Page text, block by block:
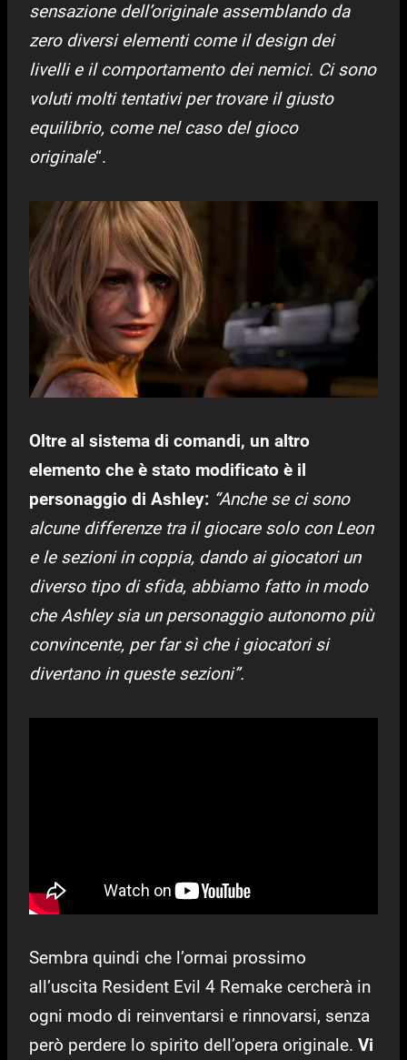
sensazione dell’originale assemblando da
zero diversi elementi come il design dei
livelli e il comportamento dei nemici. Ci sono
voluti molti tentativi per trovare il giusto
equilibrio, come nel caso del gioco
originale“.
Oltre al sistema di comandi, un altro
elemento che è stato modificato è il
personaggio di Ashley: “Anche se ci sono
alcune differenze tra il giocare solo con Leon
e le sezioni in coppia, dando ai giocatori un
diverso tipo di sfida, abbiamo fatto in modo
che Ashley sia un personaggio autonomo più
convincente, per far sì che i giocatori si
divertano in queste sezioni”.
Sembra quindi che l’ormai prossimo
all’uscita Resident Evil 4 Remake cercherà in
ogni modo di reinventarsi e rinnovarsi, senza
però perdere lo spirito dell’opera originale. Vi